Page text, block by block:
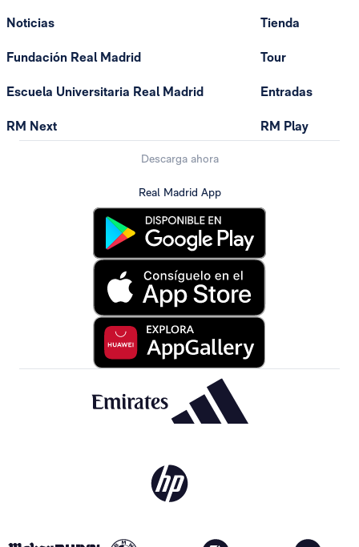
Noticias
Fundación Real Madrid
Escuela Universitaria Real Madrid
RM Next
Tienda
Tour
Entradas
RM Play
Descarga ahora
Real Madrid App